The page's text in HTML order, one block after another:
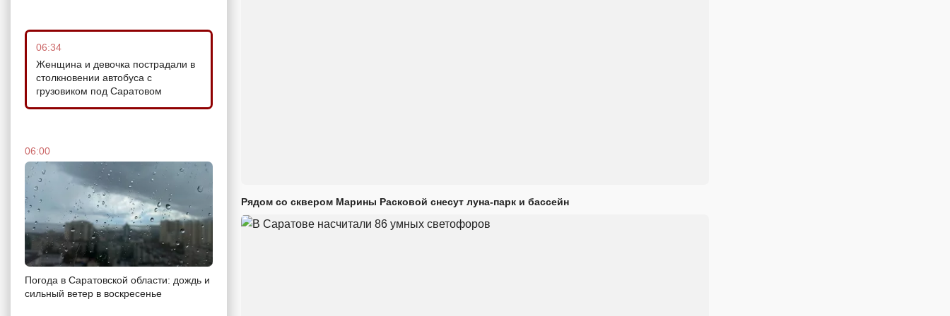
06:34
Женщина и девочка пострадали в
столкновении автобуса с
грузовиком под Саратовом
06:00
Погода в Саратовской области: дождь и
сильный ветер в воскресенье
Рядом со сквером Марины Расковой снесут луна-парк и бассейн